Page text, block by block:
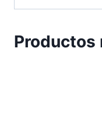
Productos